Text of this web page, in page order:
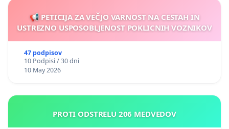
📢 PETICIJA ZA VEČJO VARNOST NA CESTAH IN
USTREZNO USPOSOBLJENOST POKLICNIH VOZNIKOV
47 podpisov
10 Podpisi / 30 dni
10 May 2026
PROTI ODSTRELU 206 MEDVEDOV